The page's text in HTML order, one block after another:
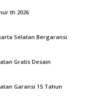
th 2026
Selatan Bergaransi
Gratis Desain
Garansi 15 Tahun